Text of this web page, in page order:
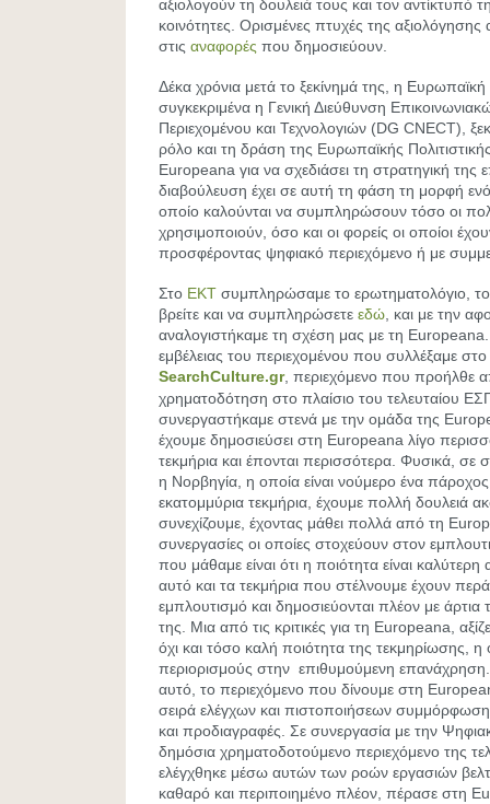
αξιολογούν τη δουλειά τους και τον αντίκτυπό
κοινότητες. Ορισμένες πτυχές της αξιολόγησης
στις αναφορές που δημοσιεύουν.
Δέκα χρόνια μετά το ξεκίνημά της, η
συγκεκριμένα η Γενική Διεύθυνση
Περιεχομένου και Τεχνολογιών (DG CNECT),
ρόλο και τη δράση της Ευρωπαϊκής
Europeana για να σχεδιάσει τη στρατηγική
διαβούλευση έχει σε αυτή τη φάση τη μορφή
οποίο καλούνται να συμπληρώσουν τόσο οι
χρησιμοποιούν, όσο και οι φορείς οι οποίοι
προσφέροντας ψηφιακό περιεχόμενο ή με
Στο ΕΚΤ συμπληρώσαμε το ερωτηματολόγιο, το
βρείτε και να συμπληρώσετε εδώ, και με την
αναλογιστήκαμε τη σχέση μας με τη
εμβέλειας του περιεχομένου που συλλέξαμε
SearchCulture.gr, περιεχόμενο που προήλθε
χρηματοδότηση στο πλαίσιο του τελευταίου
συνεργαστήκαμε στενά με την ομάδα της
έχουμε δημοσιεύσει στη Europeana λίγο
τεκμήρια και έπονται περισσότερα. Φυσικά,
η Νορβηγία, η οποία είναι νούμερο ένα
εκατομμύρια τεκμήρια, έχουμε πολλή δουλειά
συνεχίζουμε, έχοντας μάθει πολλά από τη
συνεργασίες οι οποίες στοχεύουν στον
που μάθαμε είναι ότι η ποιότητα είναι
αυτό και τα τεκμήρια που στέλνουμε έχουν
εμπλουτισμό και δημοσιεύονται πλέον με
της. Μια από τις κριτικές για τη Europeana,
όχι και τόσο καλή ποιότητα της τεκμηρίωσης, η
περιορισμούς στην επιθυμούμενη επανάχρηση.
αυτό, το περιεχόμενο που δίνουμε στη
σειρά ελέγχων και πιστοποιήσεων
και προδιαγραφές. Σε συνεργασία με την
δημόσια χρηματοδοτούμενο περιεχόμενο της
ελέγχθηκε μέσω αυτών των ροών εργασιών
καθαρό και περιποιημένο πλέον, πέρασε στη